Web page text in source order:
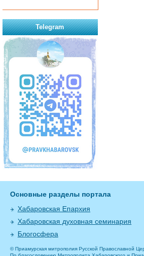
Telegram
Основные разделы портала
Хабаровская Епархия
Хабаровская духовная семинария
Блогосфера
© Приамурская митрополия Русской Православной